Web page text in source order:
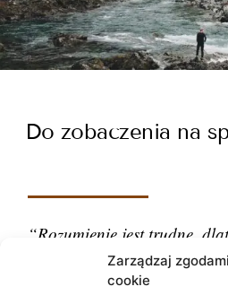
Zarządzaj
cookie
Do zobaczenia na
“Rozumienie jest trudne,
– Carl Gustav Jung